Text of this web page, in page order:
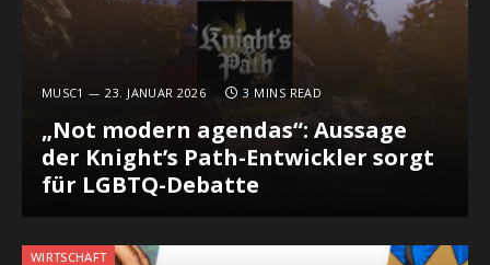
MUSC1 23. JANUAR 2026 3 MINS READ
„Not modern agendas“: Aussage
der Knight’s Path-Entwickler sorgt
für LGBTQ-Debatte
WIRTSCHAFT